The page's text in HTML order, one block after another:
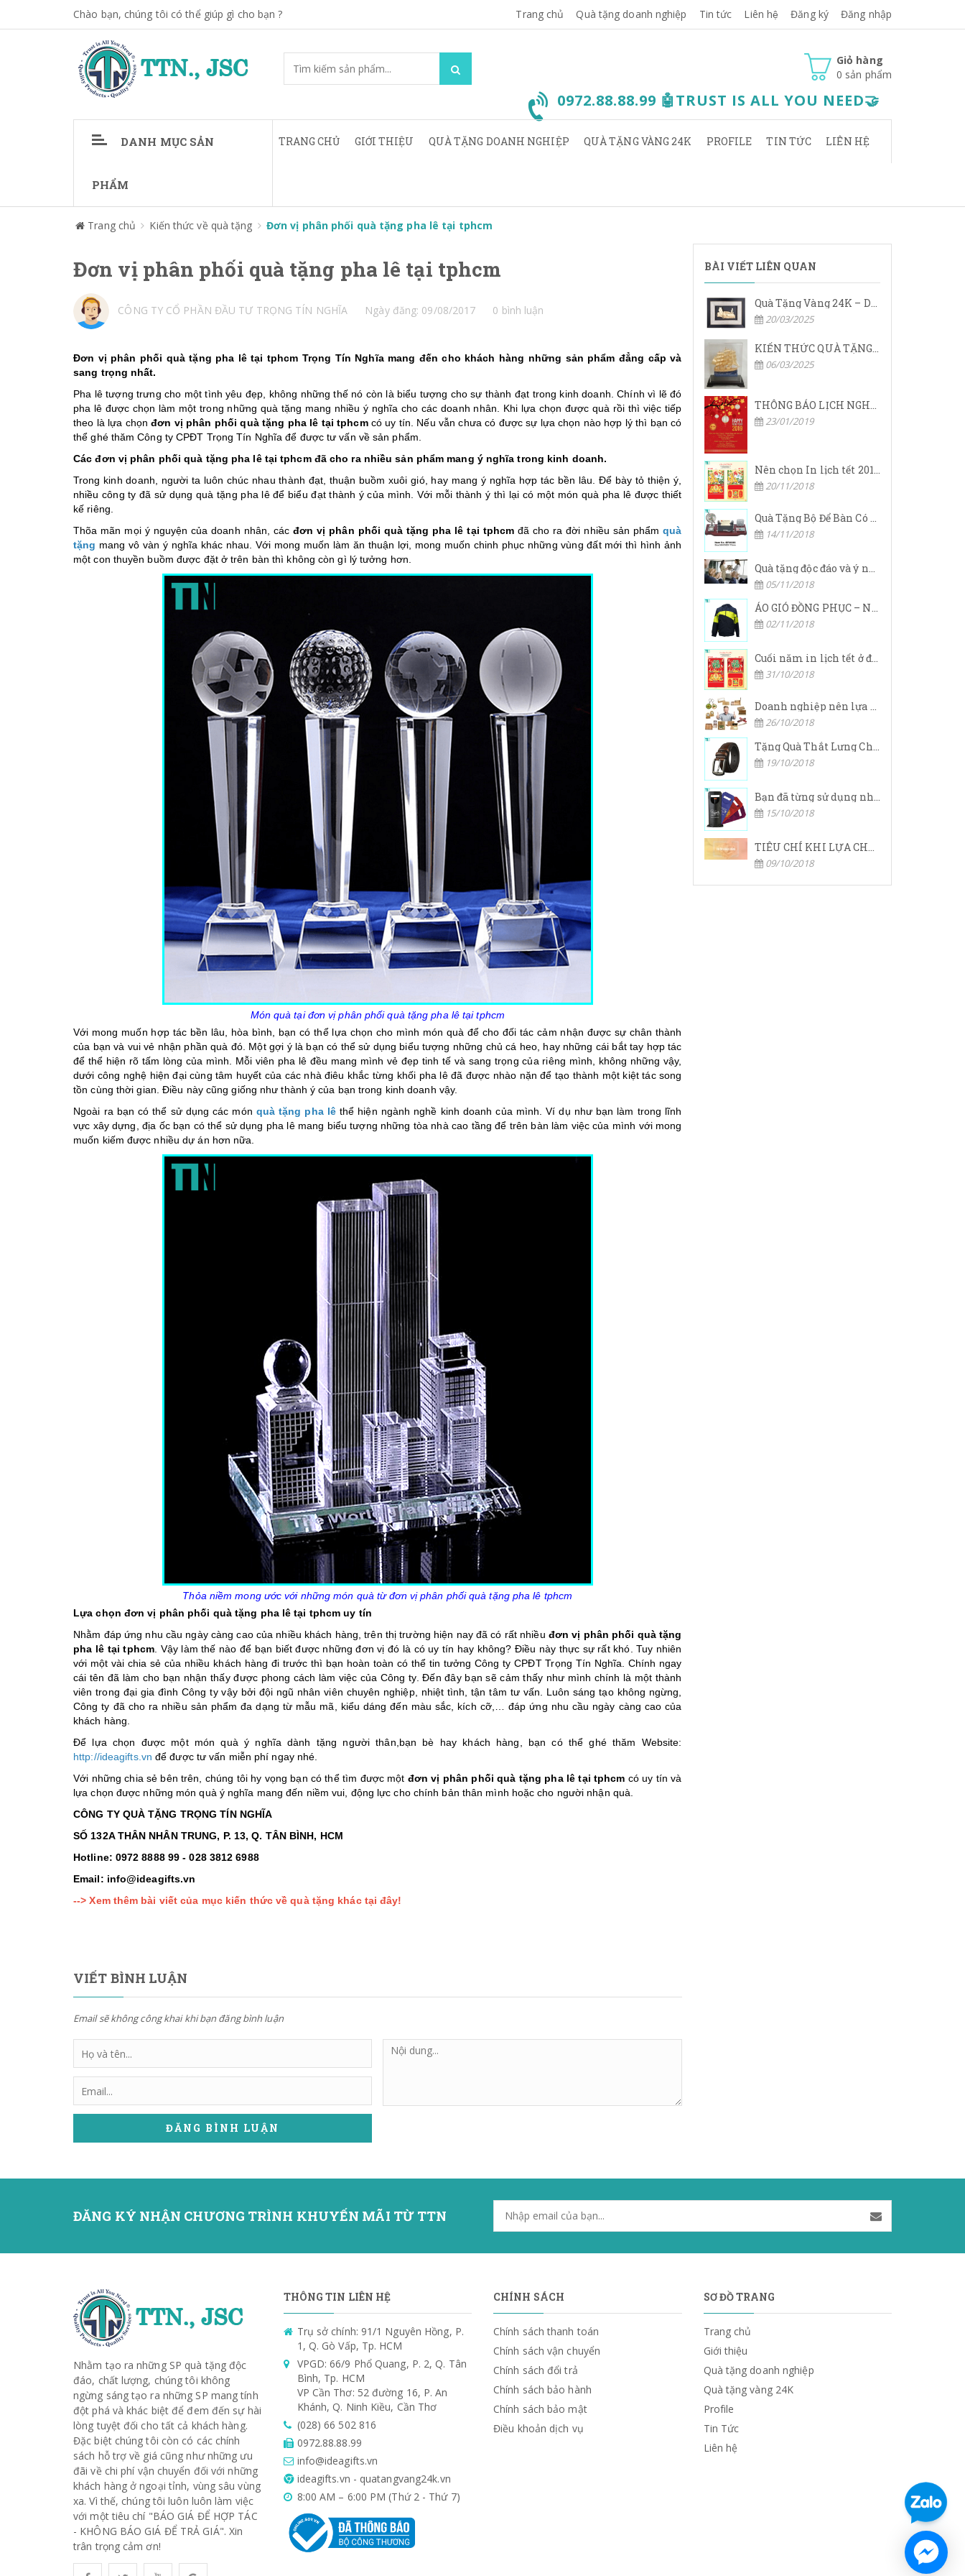
Chào bạn, chúng tôi có thể giúp gì cho bạn ? Trang chủ Quà tặng doanh nghiệp Tin tức Liên hệ Đăng ký Đăng nhập
Giỏ hàng
0 sản phẩm
0972.88.88.99 🤖TRUST IS ALL YOU NEED🤝
DANH MỤC SẢN
PHẨM
TRANG CHỦ GIỚI THIỆU QUÀ TẶNG DOANH NGHIỆP QUÀ TẶNG VÀNG 24K PROFILE TIN TỨC LIÊN HỆ
Trang chủ Kiến thức về quà tặng Đơn vị phân phối quà tặng pha lê tại tphcm
Đơn vị phân phối quà tặng pha lê tại tphcm
CÔNG TY CỔ PHẦN ĐẦU TƯ TRỌNG TÍN NGHĨA Ngày đăng: 09/08/2017 0 bình luận
Đơn vị phân phối quà tặng pha lê tại tphcm Trọng Tín Nghĩa mang đến cho khách hàng những sản phẩm đẳng cấp và
sang trọng nhất.
Pha lê tượng trưng cho một tình yêu đẹp, không những thế nó còn là biểu tượng cho sự thành đạt trong kinh doanh. Chính vì lẽ đó
pha lê được chọn làm một trong những quà tặng mang nhiều ý nghĩa cho các doanh nhân. Khi lựa chọn được quà rồi thì việc tiếp
theo là lựa chọnđơn vị phân phối quà tặng pha lê tại tphcmcó uy tín. Nếu vẫn chưa có được sự lựa chọn nào hợp lý thì bạn có
thể ghé thăm Công ty CPĐT Trọng Tín Nghĩa để được tư vấn về sản phẩm.
Các đơn vị phân phối quà tặng pha lê tại tphcm đã cho ra nhiều sản phẩm mang ý nghĩa trong kinh doanh.
Trong kinh doanh, người ta luôn chúc nhau thành đạt, thuận buồm xuôi gió, hay mang ý nghĩa hợp tác bền lâu. Để bày tỏ thiện ý,
nhiều công ty đã sử dụng quà tặng pha lê để biểu đạt thành ý của mình. Với mỗi thành ý thì lại có một món quà pha lê được thiết
kế riêng.
Thõa mãn mọi ý nguyện của doanh nhân, cácđơn vị phân phối quà tặng pha lê tại tphcm đã cho ra đời nhiều sản phẩmquà
tặng mang vô vàn ý nghĩa khác nhau. Với mong muốn làm ăn thuận lợi, mong muốn chinh phục những vùng đất mới thì hình ảnh
một con thuyền buồm được đặt ở trên bàn thì không còn gì lý tưởng hơn.
Món quà tại đơn vị phân phối quà tặng pha lê tại tphcm
Với mong muốn hợp tác bền lâu, hòa bình, bạn có thể lựa chọn cho mình món quà để cho đối tác cảm nhận được sự chân thành
của bạn và vui vẻ nhận phần quà đó. Một gợi ý là bạn có thể sử dụng biểu tượng những chủ cá heo, hay những cái bắt tay hợp tác
để thể hiện rõ tấm lòng của mình. Mỗi viên pha lê đều mang mình vẻ đẹp tinh tế và sang trọng của riêng mình, không những vậy,
dưới công nghệ hiện đại cùng tâm huyết của các nhà điêu khắc từng khối pha lê đã được nhào nặn để tạo thành một kiệt tác song
tồn cùng thời gian. Điều này cũng giống như thành ý của bạn trong kinh doanh vậy.
Ngoài ra bạn có thể sử dụng các món quà tặng pha lêthể hiện ngành nghề kinh doanh của mình. Ví dụ như bạn làm trong lĩnh
vực xây dựng, địa ốc bạn có thể sử dụng pha lê mang biểu tượng những tòa nhà cao tầng để trên bàn làm việc của mình với mong
muốn kiếm được nhiều dự án hơn nữa.
Thỏa niềm mong ước với những món quà từ đơn vị phân phối quà tặng pha lê tphcm
Lựa chọn đơn vị phân phối quà tặng pha lê tại tphcm uy tín
Nhằm đáp ứng nhu cầu ngày càng cao của nhiều khách hàng, trên thị trường hiện nay đã có rất nhiều đơn vị phân phối quà tặng
pha lê tại tphcm. Vậy làm thế nào để bạn biết được những đơn vị đó là có uy tín hay không? Điều này thực sự rất khó. Tuy nhiên
với một vài chia sẻ của nhiều khách hàng đi trước thì bạn hoàn toàn có thể tin tưởng Công ty CPĐT Trọng Tín Nghĩa. Chính ngay
cái tên đã làm cho bạn nhận thấy được phong cách làm việc của Công ty. Đến đây bạn sẽ cảm thấy như mình chính là một thành
viên trong đại gia đình Công ty vậy bởi đội ngũ nhân viên chuyên nghiệp, nhiệt tình, tận tâm tư vấn. Luôn sáng tạo không ngừng,
Công ty đã cho ra nhiều sản phẩm đa dạng từ mẫu mã, kiểu dáng đến màu sắc, kích cỡ,… đáp ứng nhu cầu ngày càng cao của
khách hàng.
Để lựa chọn được một món quà ý nghĩa dành tặng người thân,bạn bè hay khách hàng, bạn có thể ghé thăm Website:
http://ideagifts.vn để được tư vấn miễn phí ngay nhé.
Với những chia sẻ bên trên, chúng tôi hy vọng bạn có thể tìm được một đơn vị phân phối quà tặng pha lê tại tphcm có uy tín và
lựa chọn được những món quà ý nghĩa mang đến niềm vui, động lực cho chính bản thân mình hoặc cho người nhận quà.
CÔNG TY QUÀ TẶNG TRỌNG TÍN NGHĨA
SỐ 132A THÂN NHÂN TRUNG, P. 13, Q. TÂN BÌNH, HCM
Hotline: 0972 8888 99 - 028 3812 6988
Email: info@ideagifts.vn
--> Xem thêm bài viết của mục kiến thức về quà tặng khác tại đây!
VIẾT BÌNH LUẬN
Email sẽ không công khai khi bạn đăng bình luận
ĐĂNG BÌNH LUẬN
BÀI VIẾT LIÊN QUAN
Quà Tặng Vàng 24K – Dấu Ấn Sang Trọng, Giá Trị Vĩnh Cửu
20/03/2025
KIẾN THỨC QUÀ TẶNG DOANH NGHIỆP
06/03/2025
23/01/2019
20/11/2018
14/11/2018
05/11/2018
02/11/2018
Cuối năm in lịch tết ở đâu rẻ và đẹp.
31/10/2018
26/10/2018
Tặng Quà Thắt Lưng Cho Nam Giới Có Ý Nghĩa Gì
19/10/2018
Bạn đã từng sử dụng nhiều túi xách, túi hàng hiệu,… nhưng bạn đã bao giờ nghe đến túi vải không dệt chưa?
15/10/2018
TIÊU CHÍ KHI LỰA CHỌN QUÀ TẶNG TRI ÂN KHÁCH HÀNG
09/10/2018
ĐĂNG KÝ NHẬN CHƯƠNG TRÌNH KHUYẾN MÃI TỪ TTN
Nhằm tạo ra những SP quà tặng độc
đáo, chất lượng, chúng tôi không
ngừng sáng tạo ra những SP mang tính
đột phá và khác biệt để đem đến sự hài
lòng tuyệt đối cho tất cả khách hàng.
Đặc biệt chúng tôi còn có các chính
sách hỗ trợ về giá cũng như những ưu
đãi về chi phí vận chuyển đối với những
khách hàng ở ngoại tỉnh, vùng sâu vùng
xa. Vì thế, chúng tôi luôn luôn làm việc
với một tiêu chí "BÁO GIÁ ĐỂ HỢP TÁC
- KHÔNG BÁO GIÁ ĐỂ TRẢ GIÁ". Xin
trân trọng cảm ơn!
THÔNG TIN LIÊN HỆ
Trụ sở chính: 91/1 Nguyên Hồng, P.
1, Q. Gò Vấp, Tp. HCM
VPGD: 66/9 Phổ Quang, P. 2, Q. Tân
Bình, Tp. HCM
VP Cần Thơ: 52 đường 16, P. An
Khánh, Q. Ninh Kiều, Cần Thơ
(028) 66 502 816
0972.88.88.99
info@ideagifts.vn
ideagifts.vn - quatangvang24k.vn
8:00 AM – 6:00 PM (Thứ 2 - Thứ 7)
CHÍNH SÁCH
Chính sách thanh toán
Chính sách vận chuyển
Chính sách đổi trả
Chính sách bảo hành
Chính sách bảo mật
Điều khoản dịch vụ
SƠ ĐỒ TRANG
Trang chủ
Giới thiệu
Quà tặng doanh nghiệp
Quà tặng vàng 24K
Profile
Tin Tức
Liên hệ